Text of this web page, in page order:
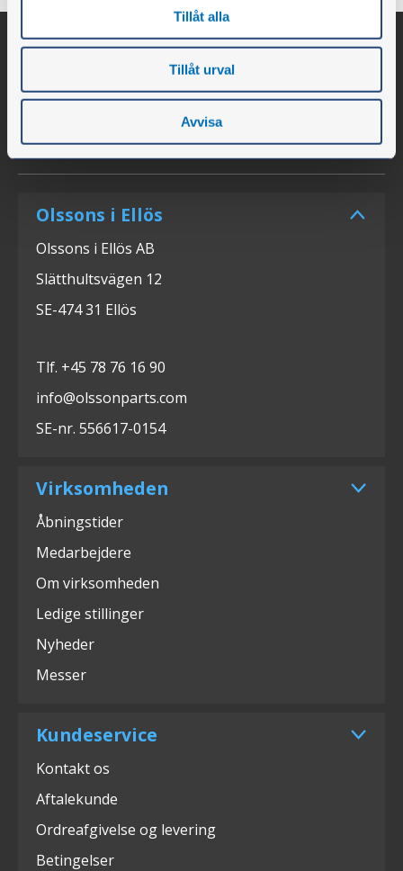
Tillåt alla
Tillåt urval
Avvisa
Olssons i Ellös
Olssons i Ellös AB
Slätthultsvägen 12
SE-474 31 Ellös
Tlf. +45 78 76 16 90
info@olssonparts.com
SE-nr. 556617-0154
Virksomheden
Åbningstider
Medarbejdere
Om virksomheden
Ledige stillinger
Nyheder
Messer
Kundeservice
Kontakt os
Aftalekunde
Ordreafgivelse og levering
Betingelser